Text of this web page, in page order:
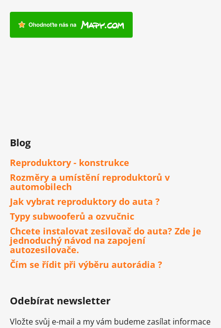
Blog
Reproduktory - konstrukce
Rozměry a umístění reproduktorů v
automobilech
Jak vybrat reproduktory do auta ?
Typy subwooferů a ozvučnic
Chcete instalovat zesilovač do auta? Zde je
jednoduchý návod na zapojení
autozesilovače.
Čím se řídit při výběru autorádia ?
Odebírat newsletter
Vložte svůj e-mail a my vám budeme zasílat informace